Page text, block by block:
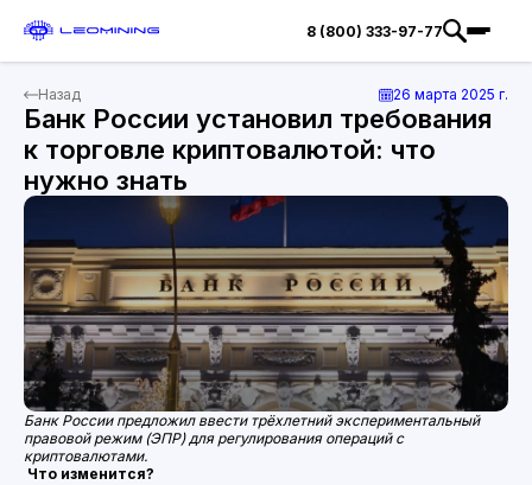
8 (800) 333-97-77
Назад 26 марта 2025 г.
Банк России установил требования
к торговле криптовалютой: что
нужно знать
Банк России предложил ввести трёхлетний экспериментальный
правовой режим (ЭПР) для регулирования операций с
криптовалютами.
Что изменится?